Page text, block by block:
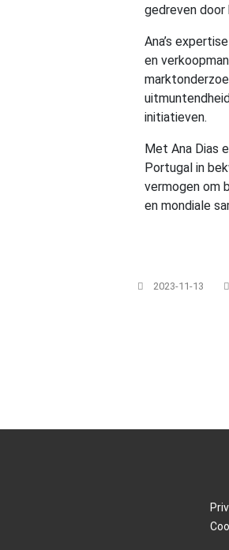
gedreven
Ana’s
en
initiatieven.
Met Ana Dias
Portugal in
vermogen om
en mondiale
2023-11-13